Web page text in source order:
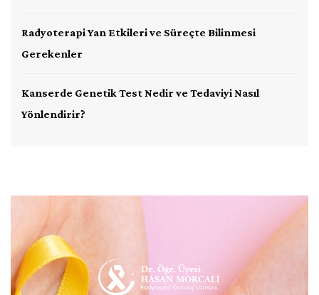
Radyoterapi Yan Etkileri ve Süreçte Bilinmesi
Gerekenler
Kanserde Genetik Test Nedir ve Tedaviyi Nasıl
Yönlendirir?